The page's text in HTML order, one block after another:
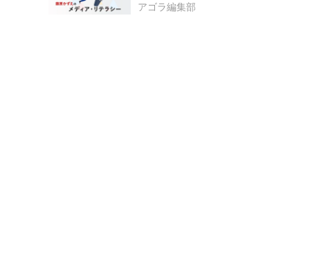
アゴラ編集部